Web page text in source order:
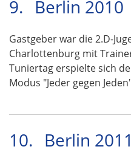
9. Berlin 2010
Gastgeber war die 2.D-
Charlottenburg mit
Tuniertag erspielte sich
Modus "Jeder gegen
10. Berlin 2011